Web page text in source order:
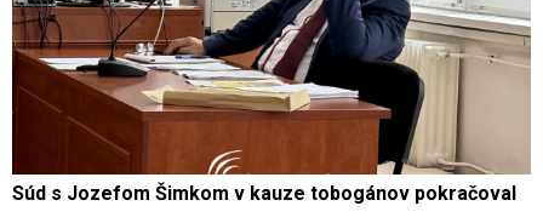
Súd s Jozefom Šimkom v kauze tobogánov pokračoval